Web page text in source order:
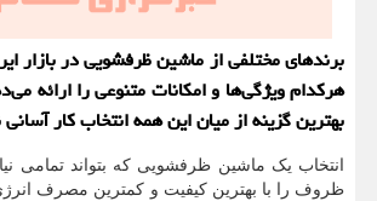
برندهای مختلفی از ماشین ظرفشویی در بازار
هرکدام ویژگی‌ها و امکانات متنوعی را ارائه
بهترین گزینه از میان این همه انتخاب کار
انتخاب یک ماشین ظرفشویی که بتواند تمامی
ظروف را با بهترین کیفیت و کمترین مصرف